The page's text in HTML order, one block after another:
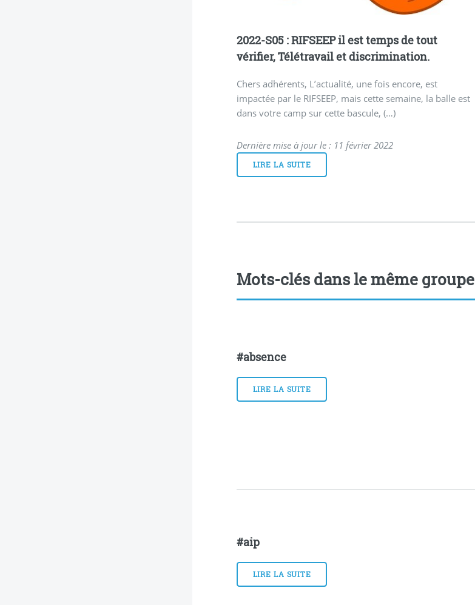
2022-S05 : RIFSEEP il est temps de tout
vérifier, Télétravail et discrimination.
Chers adhérents, L’actualité, une fois encore, est
impactée par le RIFSEEP, mais cette semaine, la balle est
dans votre camp sur cette bascule, (…)
Dernière mise à jour le : 11 février 2022
LIRE LA SUITE
Mots-clés dans le même groupe
#absence
LIRE LA SUITE
#aip
LIRE LA SUITE